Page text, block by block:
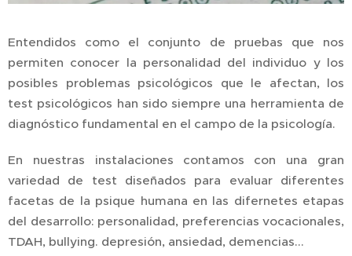
Entendidos como el conjunto de pruebas que nos
permiten conocer la personalidad del individuo y los
posibles problemas psicológicos que le afectan, los
test psicológicos han sido siempre una herramienta de
diagnóstico fundamental en el campo de la psicología.
En nuestras instalaciones contamos con una gran
variedad de test diseñados para evaluar diferentes
facetas de la psique humana en las difernetes etapas
del desarrollo: personalidad, preferencias vocacionales,
TDAH, bullying. depresión, ansiedad, demencias...